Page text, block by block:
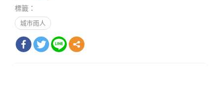
標籤：
城市雨人